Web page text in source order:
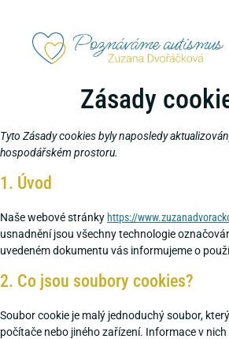
Zásady
Tyto Zásady cookies byly naposledy
hospodářském prostoru.
1. Úvod
Naše webové stránky https://
usnadnění jsou všechny technologie
uvedeném dokumentu vás informujeme o
2. Co jsou soubory cookies?
Soubor cookie je malý jednoduchý soubor,
počítače nebo jiného zařízení. Informace v